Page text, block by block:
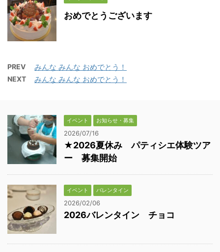
おめでとうございます
PREV みんな みんな おめでとう！
NEXT みんな みんな おめでとう！
イベント お知らせ・募集
2026/07/16
★2026夏休み パティシエ体験ツア
ー 募集開始
イベント バレンタイン
2026/02/06
2026バレンタイン チョコ